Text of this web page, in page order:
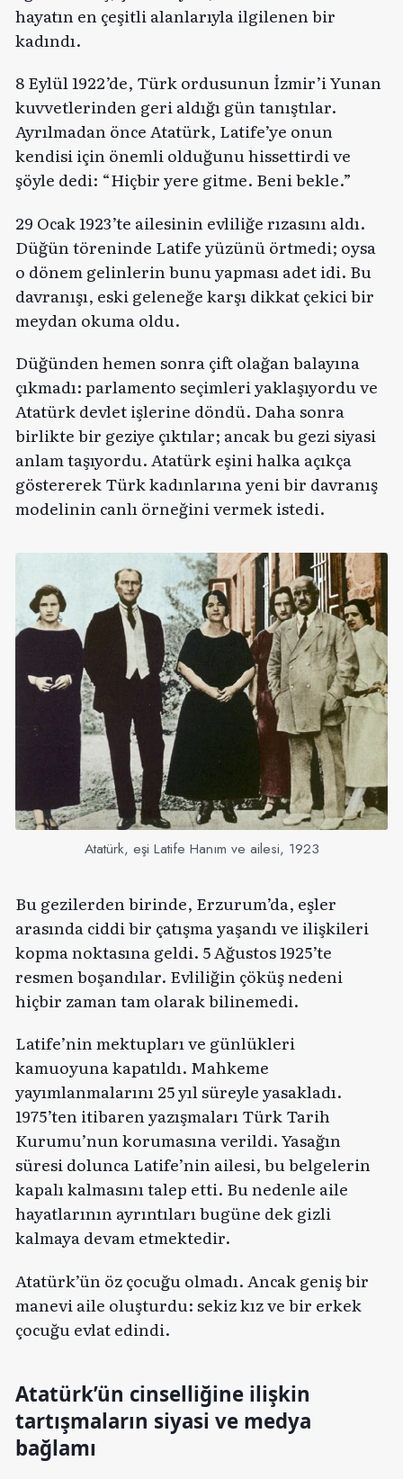
hayatın en çeşitli alanlarıyla ilgilenen bir
kadındı.
8 Eylül 1922’de, Türk ordusunun İzmir’i Yunan
kuvvetlerinden geri aldığı gün tanıştılar.
Ayrılmadan önce Atatürk, Latife’ye onun
kendisi için önemli olduğunu hissettirdi ve
şöyle dedi: “Hiçbir yere gitme. Beni bekle.”
29 Ocak 1923’te ailesinin evliliğe rızasını aldı.
Düğün töreninde Latife yüzünü örtmedi; oysa
o dönem gelinlerin bunu yapması adet idi. Bu
davranışı, eski geleneğe karşı dikkat çekici bir
meydan okuma oldu.
Düğünden hemen sonra çift olağan balayına
çıkmadı: parlamento seçimleri yaklaşıyordu ve
Atatürk devlet işlerine döndü. Daha sonra
birlikte bir geziye çıktılar; ancak bu gezi siyasi
anlam taşıyordu. Atatürk eşini halka açıkça
göstererek Türk kadınlarına yeni bir davranış
modelinin canlı örneğini vermek istedi.
Atatürk, eşi Latife Hanım ve ailesi, 1923
Bu gezilerden birinde, Erzurum’da, eşler
arasında ciddi bir çatışma yaşandı ve ilişkileri
kopma noktasına geldi. 5 Ağustos 1925’te
resmen boşandılar. Evliliğin çöküş nedeni
hiçbir zaman tam olarak bilinemedi.
Latife’nin mektupları ve günlükleri
kamuoyuna kapatıldı. Mahkeme
yayımlanmalarını 25 yıl süreyle yasakladı.
1975’ten itibaren yazışmaları Türk Tarih
Kurumu’nun korumasına verildi. Yasağın
süresi dolunca Latife’nin ailesi, bu belgelerin
kapalı kalmasını talep etti. Bu nedenle aile
hayatlarının ayrıntıları bugüne dek gizli
kalmaya devam etmektedir.
Atatürk’ün öz çocuğu olmadı. Ancak geniş bir
manevi aile oluşturdu: sekiz kız ve bir erkek
çocuğu evlat edindi.
Atatürk’ün cinselliğine ilişkin
tartışmaların siyasi ve medya
bağlamı